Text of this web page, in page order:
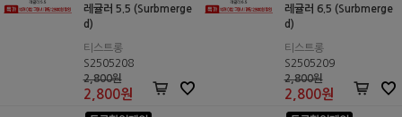
레귤러 5.5 (Surbmerge
d)
티스트롱
S2505208
2,800원
2,800원
레귤러 6.5 (Surbmerge
d)
티스트롱
S2505209
2,800원
2,800원